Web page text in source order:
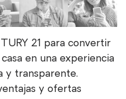
21 para convertir
en una experiencia
y transparente.
y ofertas